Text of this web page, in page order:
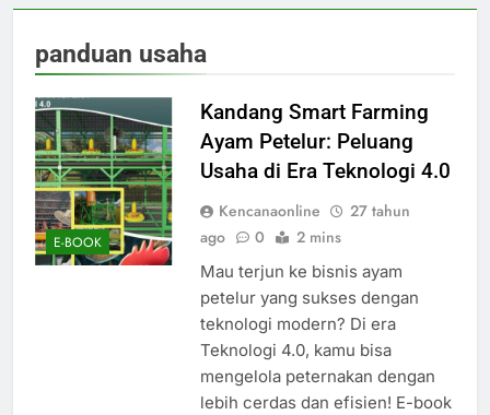
panduan usaha
E-BOOK
Kandang Smart Farming
Ayam Petelur: Peluang
Usaha di Era Teknologi 4.0
Kencanaonline
27 tahun
ago
0 2 mins
Mau terjun ke bisnis ayam
petelur yang sukses dengan
teknologi modern? Di era
Teknologi 4.0, kamu bisa
mengelola peternakan dengan
lebih cerdas dan efisien! E-book